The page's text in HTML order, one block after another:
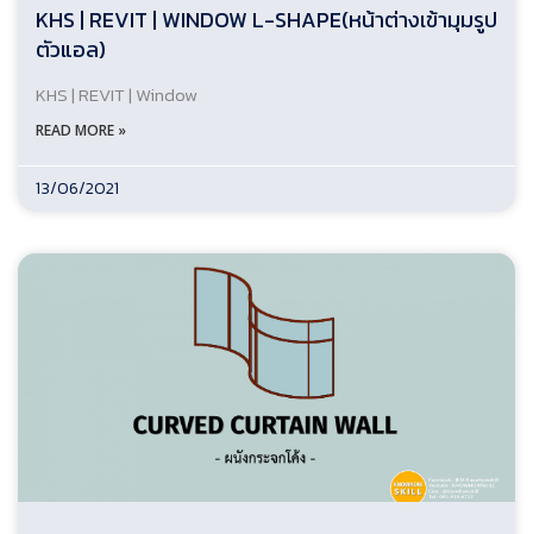
KHS | REVIT | WINDOW L-SHAPE(หน้าต่างเข้ามุมรูป
ตัวแอล)
KHS | REVIT | Window
READ MORE »
13/06/2021